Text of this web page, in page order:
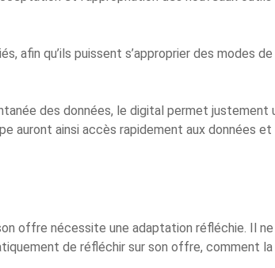
afin qu’ils puissent s’approprier des modes
des données, le digital permet justement
auront ainsi accès rapidement aux données
offre nécessite une adaptation réfléchie. Il
de réfléchir sur son offre, comment